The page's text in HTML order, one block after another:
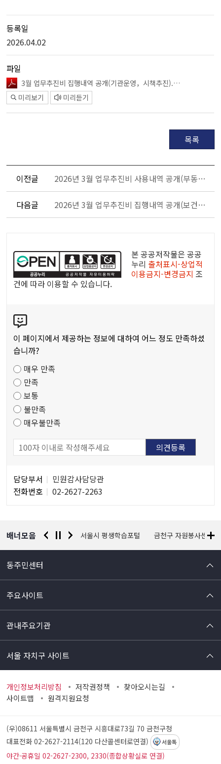
등록일
2026.04.02
파일
3월 업무추진비 집행내역 공개(기관운영，시책추진).pdf
미리보기 미리듣기
목록
이전글 2026년 3월 업무추진비 사용내역 공개(부동산정보과)
다음글 2026년 3월 업무추진비 집행내역 공개(보건정책과)
공
리
공
저
작
물
본 공공저작물은 공공
누리 출처표시-상업적
이용금지-변경금지 조
건에 따라 이용할 수 있습니다.
텐
츠
만
도
조
사
이 페이지에서 제공하는 정보에 대하여 어느 정도 만족하셨
습니까?
매우 만족
만족
보통
불만족
매우불만족
당
자
담당부서
민원감사담당관
전화번호
02-2627-2263
배너모음
찰청 유실물 통합포털 서울시 평생학습포털 금천구 자원봉사센터
동주민센터
주요사이트
관내주요기관
서울 자치구 사이트
개인정보처리방침 저작권정책
찾아오시는길
사이트맵
원격지원요청
(우)08611 서울특별시 금천구 시흥대로73길 70금천구청
대표전화 02-2627-2114(120 다산콜센터로연결)
서울톡
야간·공휴일 02-2627-2300, 2330(종합상황실로 연결)